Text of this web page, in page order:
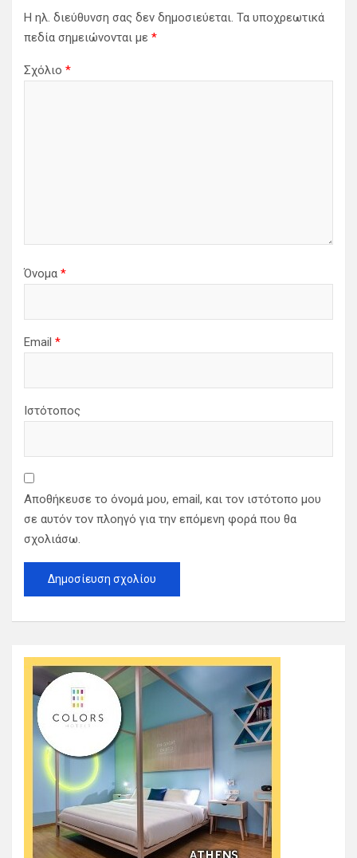
Η ηλ. διεύθυνση σας δεν δημοσιεύεται. Τα υποχρεωτικά
πεδία σημειώνονται με *
Σχόλιο *
Όνομα *
Email *
Ιστότοπος
Αποθήκευσε το όνομά μου, email, και τον ιστότοπο μου
σε αυτόν τον πλοηγό για την επόμενη φορά που θα
σχολιάσω.